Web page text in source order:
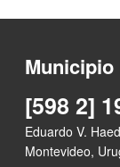
Municipio
[598 2]
Eduardo V.
Montevideo,